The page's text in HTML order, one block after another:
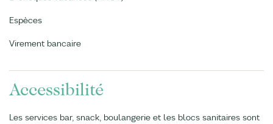
Espèces
Virement bancaire
Accessibilité
Les services bar, snack, boulangerie et les blocs sanitaires sont